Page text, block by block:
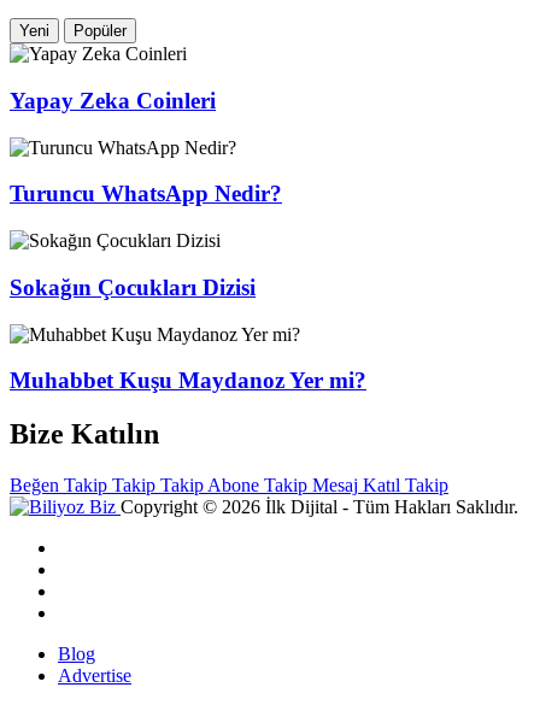
Yeni Popüler
Yapay Zeka Coinleri
Turuncu WhatsApp Nedir?
Sokağın Çocukları Dizisi
Muhabbet Kuşu Maydanoz Yer mi?
Bize Katılın
Beğen Takip Takip Takip Abone Takip Mesaj Katıl Takip
Copyright © 2026 İlk Dijital - Tüm Hakları Saklıdır.
Blog
Advertise